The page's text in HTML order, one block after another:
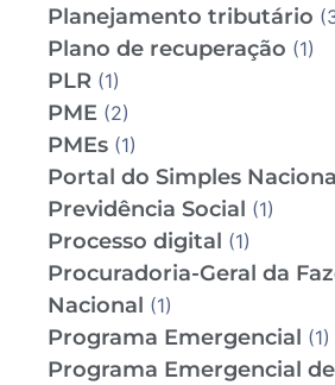
Planejamento tributário
Plano de recuperação (1)
PLR (1)
PME (2)
PMEs (1)
Portal do Simples
Previdência Social (1)
Processo digital (1)
Procuradoria-Geral da
Nacional (1)
Programa Emergencial (1)
Programa Emergencial